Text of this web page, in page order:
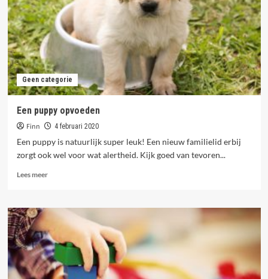
Geen categorie
Een puppy opvoeden
Finn 4 februari 2020
Een puppy is natuurlijk super leuk! Een nieuw familielid erbij
zorgt ook wel voor wat alertheid. Kijk goed van tevoren...
Lees meerLees
Een
puppy
opvoeden